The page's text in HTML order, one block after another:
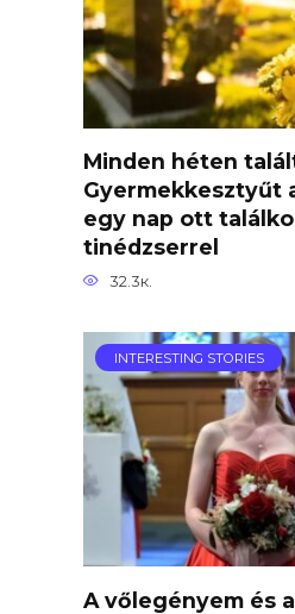
Minden héten
Gyermekkesztyűt
egy nap ott
tinédzserrel
32.3к.
INTERESTING STORIES
A vőlegényem és